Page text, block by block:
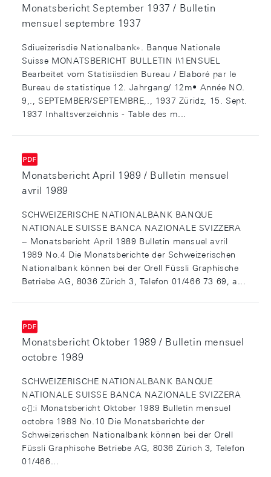
Monatsbericht September 1937 / Bulletin
mensuel septembre 1937
Sdiueizerisdie Nationalbank». Banque Nationale
Suisse MONATSBERICHT BULLETIN l\1ENSUEL
Bearbeitet vom Statisiisdien Bureau / Elaboré par le
Bureau de statistique 12. Jahrgang/ 12m• Année NO.
9,., SEPTEMBER/SEPTEMBRE,., 1937 Züridz, 15. Sept.
1937 Inhaltsverzeichnis - Table des m...
Monatsbericht April 1989 / Bulletin mensuel
avril 1989
SCHWEIZERISCHE NATIONALBANK BANQUE
NATIONALE SUISSE BANCA NAZIONALE SVIZZERA
~ Monatsbericht April 1989 Bulletin mensuel avril
1989 No.4 Die Monatsberichte der Schweizerischen
Nationalbank können bei der Orell Füssli Graphische
Betriebe AG, 8036 Zürich 3, Telefon 01/466 73 69, a...
Monatsbericht Oktober 1989 / Bulletin mensuel
octobre 1989
SCHWEIZERISCHE NATIONALBANK BANQUE
NATIONALE SUISSE BANCA NAZIONALE SVIZZERA
c{]:i Monatsbericht Oktober 1989 Bulletin mensuel
octobre 1989 No.10 Die Monatsberichte der
Schweizerischen Nationalbank können bei der Orell
Füssli Graphische Betriebe AG, 8036 Zürich 3, Telefon
01/466...